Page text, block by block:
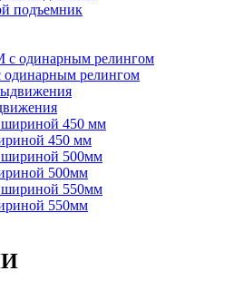
подъемник
релингом
450 мм
500мм
550мм